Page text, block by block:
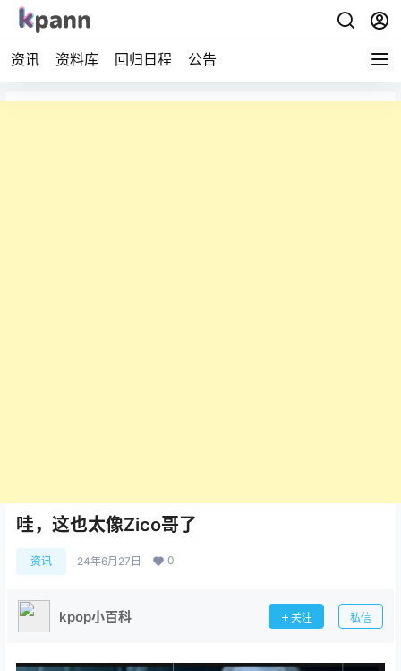
资讯 资料库 回归日程 公告
哇，这也太像Zico哥了
资讯 24年6月27日 0
kpop小百科 关注 私信